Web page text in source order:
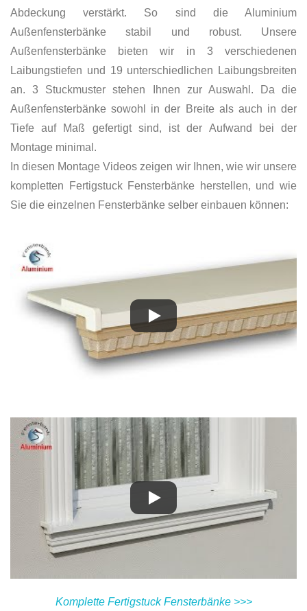
Abdeckung verstärkt. So sind die Aluminium
Außenfensterbänke stabil und robust. Unsere
Außenfensterbänke bieten wir in 3 verschiedenen
Laibungstiefen und 19 unterschiedlichen Laibungsbreiten
an. 3 Stuckmuster stehen Ihnen zur Auswahl. Da die
Außenfensterbänke sowohl in der Breite als auch in der
Tiefe auf Maß gefertigt sind, ist der Aufwand bei der
Montage minimal.
In diesen Montage Videos zeigen wir Ihnen, wie wir unsere
kompletten Fertigstuck Fensterbänke herstellen, und wie
Sie die einzelnen Fensterbänke selber einbauen können:
Komplette Fertigstuck Fensterbänke >>>